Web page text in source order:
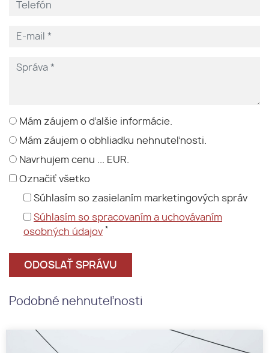
Mám záujem o ďalšie informácie.
Mám záujem o obhliadku nehnuteľnosti.
Navrhujem cenu ... EUR.
Označiť všetko
Súhlasím so zasielaním marketingových správ
Súhlasím so spracovaním a uchovávaním
osobných údajov *
Podobné nehnuteľnosti